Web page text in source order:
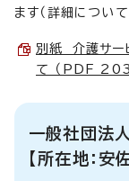
ます（詳細につい
別紙 介護サー
て （PDF
一般社団法
【所在地：安